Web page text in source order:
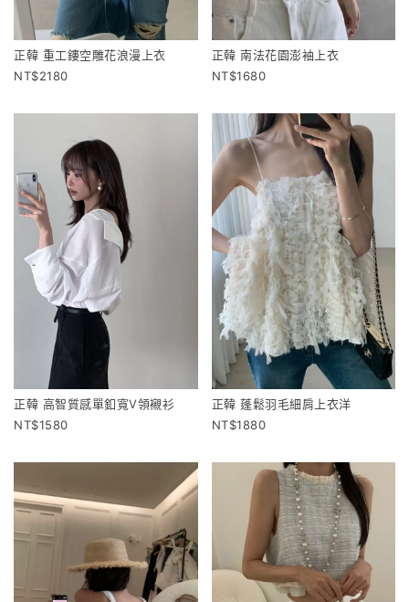
正韓 重工鏤空雕花浪漫上衣
2180
正韓 南法花園澎袖上衣
1680
正韓 高智質感單釦寬V領襯衫
1580
正韓 蓬鬆羽毛細肩上衣洋
1880